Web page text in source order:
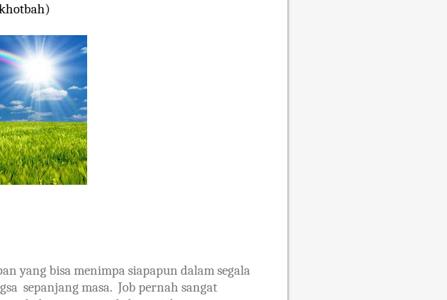
yang bisa menimpa siapapun dalam segala
sepanjang masa. Job pernah sangat